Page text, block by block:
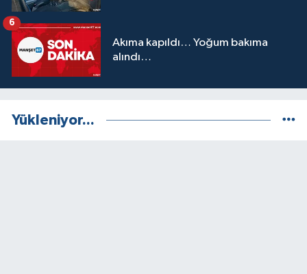
Akıma kapıldı… Yoğum bakıma
alındı…
6
Yükleniyor...